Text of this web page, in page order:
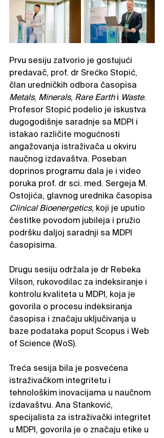
Prvu sesiju zatvorio je gostujući
predavač, prof. dr Srećko Stopić,
član uredničkih odbora časopisa
Metals, Minerals, Rare Earth i Waste.
Profesor Stopić podelio je iskustva
dugogodišnje saradnje sa MDPI i
istakao različite mogućnosti
angažovanja istraživača u okviru
naučnog izdavaštva. Poseban
doprinos programu dala je i video
poruka prof. dr sci. med. Sergeja M.
Ostojića, glavnog urednika časopisa
Clinical Bioenergetics, koji je uputio
čestitke povodom jubileja i pružio
podršku daljoj saradnji sa MDPI
časopisima.
Drugu sesiju održala je dr Rebeka
Vilson, rukovodilac za indeksiranje i
kontrolu kvaliteta u MDPI, koja je
govorila o procesu indeksiranja
časopisa i značaju uključivanja u
baze podataka poput Scopus i Web
of Science (WoS).
Treća sesija bila je posvećena
istraživačkom integritetu i
tehnološkim inovacijama u naučnom
izdavaštvu. Ana Stanković,
specijalista za istraživački integritet
u MDPI, govorila je o značaju etike u